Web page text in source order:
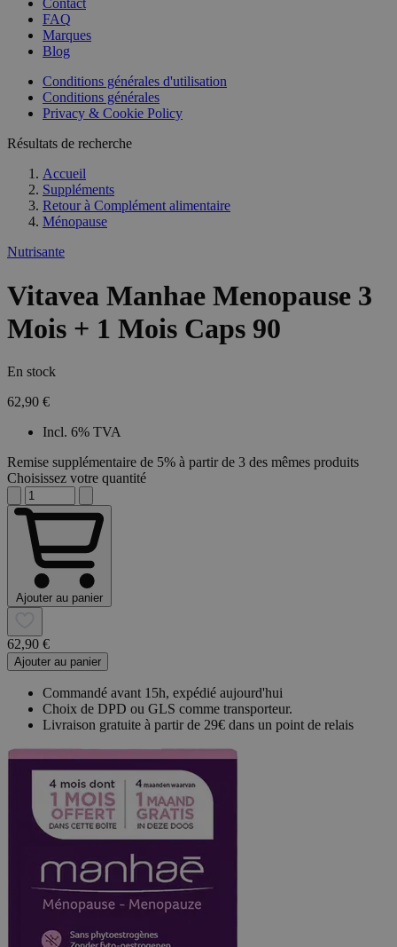
Contact
FAQ
Marques
Blog
Conditions générales d'utilisation
Conditions générales
Privacy & Cookie Policy
Résultats de recherche
Accueil
Suppléments
Retour à Complément alimentaire
Ménopause
Nutrisante
Vitavea Manhae Menopause 3
Mois + 1 Mois Caps 90
En stock
62,90 €
Incl. 6% TVA
Remise supplémentaire de 5% à partir de 3 des mêmes produits
Choisissez votre quantité
Ajouter au panier
62,90 €
Ajouter au panier
Commandé avant 15h, expédié aujourd'hui
Choix de DPD ou GLS comme transporteur.
Livraison gratuite à partir de 29€ dans un point de relais